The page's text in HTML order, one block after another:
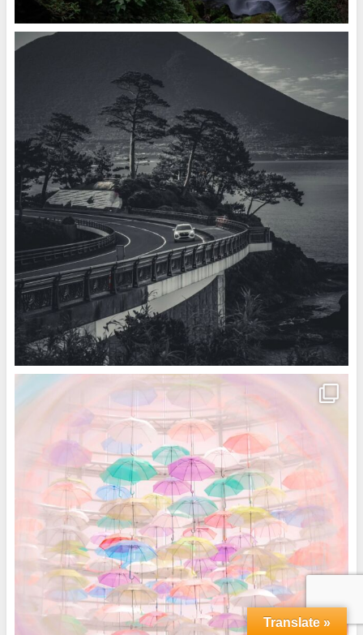
Translate »